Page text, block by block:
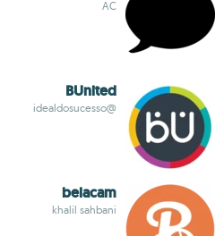
AC
BUnited
@idealdosucesso
belacam
khalil sahbani